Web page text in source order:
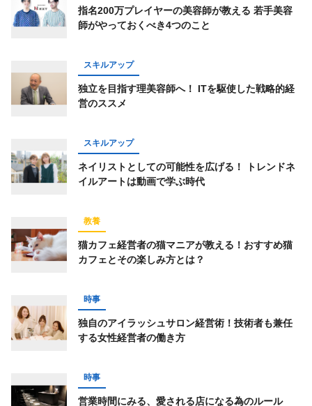
指名200万プレイヤーの美容師が教える 若手美容
師がやっておくべき4つのこと
スキルアップ
独立を目指す理美容師へ！ ITを駆使した戦略的経
営のススメ
スキルアップ
ネイリストとしての可能性を広げる！ トレンドネ
イルアートは動画で学ぶ時代
教養
猫カフェ経営者の猫マニアが教える！おすすめ猫
カフェとその楽しみ方とは？
時事
独自のアイラッシュサロン経営術！技術者も兼任
する女性経営者の働き方
時事
営業時間にみる、愛される店になる為のルール